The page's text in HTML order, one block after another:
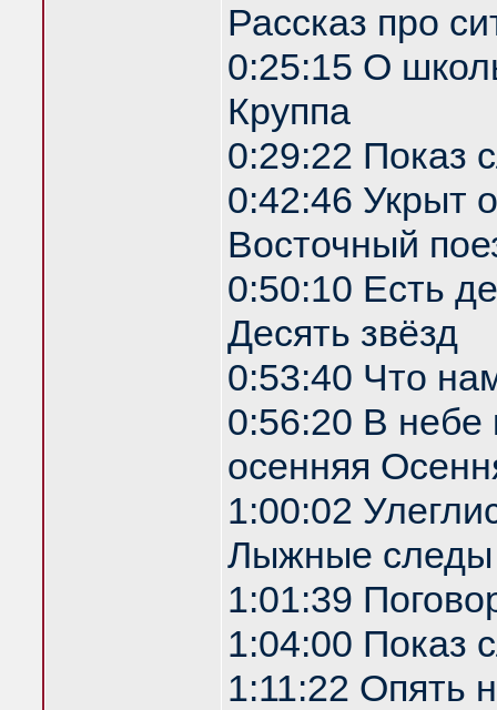
Рассказ про
0:25:15 О
Круппа
0:29:22 Показ
0:42:46 Укрыт
Восточный
0:50:10 Есть
Десять звёзд
0:53:40 Что
0:56:20 В небе
осенняя
1:00:02
Лыжные следы
1:01:39
1:04:00 Показ
1:11:22 Опять